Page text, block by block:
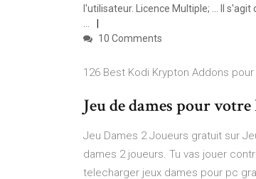
l'utilisateur. Licence Multiple; ... Il
10 Comments
126 Best Kodi Krypton Addons
Jeu de dames pour
Jeu Dames 2 Joueurs gratuit sur
dames 2 joueurs. Tu vas jouer
telecharger jeux dames pour pc